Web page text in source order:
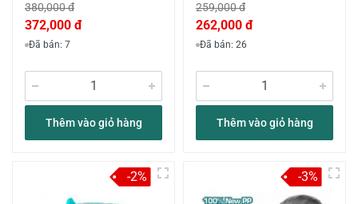
380,000 đ
372,000 đ
Đã bán: 7
Thêm vào giỏ hàng
259,000 đ
262,000 đ
Đã bán: 26
Thêm vào giỏ hàng
-2% -3%